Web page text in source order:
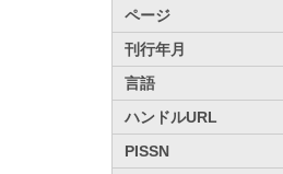
ページ
刊行年月
言語
ハンドルURL
PISSN